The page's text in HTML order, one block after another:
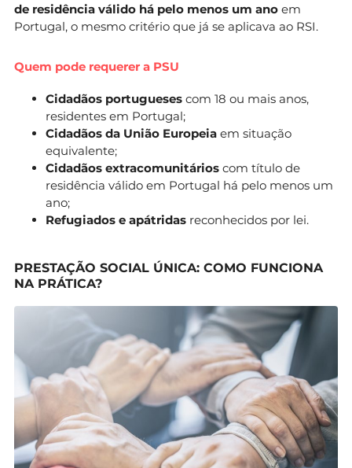
de residência válido há pelo menos um ano em
Portugal, o mesmo critério que já se aplicava ao RSI.
Quem pode requerer a PSU
Cidadãos portugueses com 18 ou mais anos,
residentes em Portugal;
Cidadãos da União Europeia em situação
equivalente;
Cidadãos extracomunitários com título de
residência válido em Portugal há pelo menos um
ano;
Refugiados e apátridas reconhecidos por lei.
PRESTAÇÃO SOCIAL ÚNICA: COMO FUNCIONA
NA PRÁTICA?